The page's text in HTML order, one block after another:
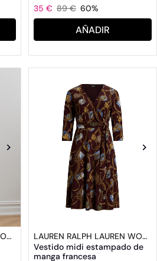
35 € 89 € 60%
AÑADIR
LAUREN RALPH LAUREN WOMAN
LAUREN RALPH LAUREN WOMAN
Vestido midi estampado de
manga francesa